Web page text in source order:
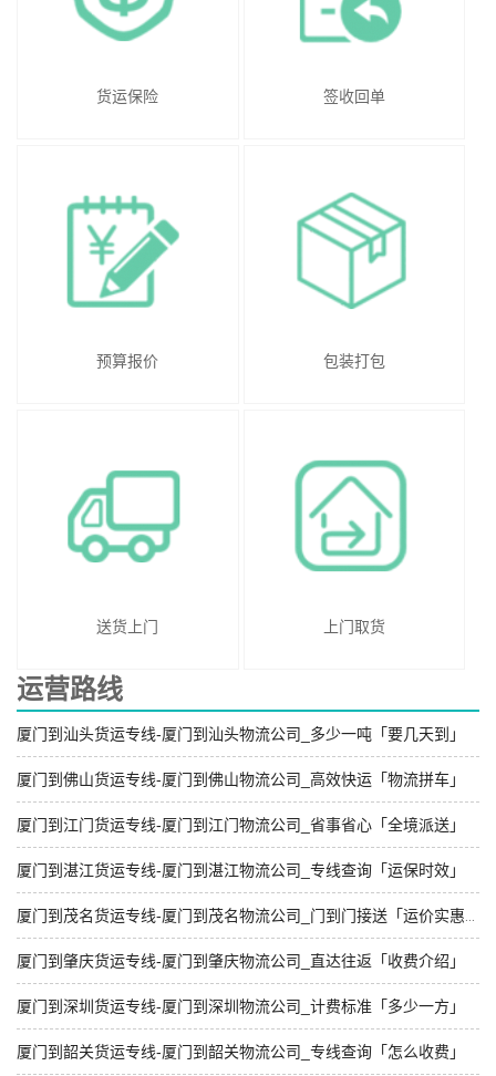
货运保险 签收回单
预算报价 包装打包
送货上门 上门取货
运营路线
厦门到汕头货运专线-厦门到汕头物流公司_多少一吨「要几天到」
厦门到佛山货运专线-厦门到佛山物流公司_高效快运「物流拼车」
厦门到江门货运专线-厦门到江门物流公司_省事省心「全境派送」
厦门到湛江货运专线-厦门到湛江物流公司_专线查询「运保时效」
厦门到肇庆货运专线-厦门到肇庆物流公司_直达往返「收费介绍」
厦门到深圳货运专线-厦门到深圳物流公司_计费标准「多少一方」
厦门到韶关货运专线-厦门到韶关物流公司_专线查询「怎么收费」